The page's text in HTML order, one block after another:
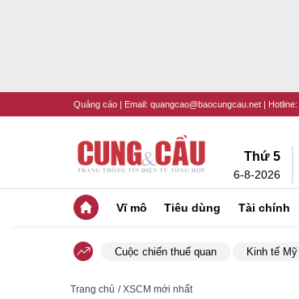
Quảng cáo | Email: quangcao@baocungcau.net | Hotline:
Thứ 5
6-8-2026
Vĩ mô Tiêu dùng Tài chính
Cuộc chiến thuế quan Kinh tế Mỹ
Trang chủ / XSCM mới nhất